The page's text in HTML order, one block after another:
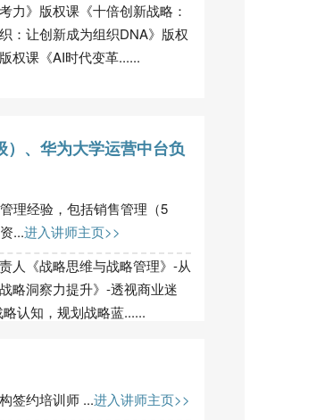
力》版权课《十倍创新战略：
：让创新成为组织DNA》版权
权课《AI时代变革......
、华为大学运营中台负
理经验，包括销售管理（5
...进入讲师主页>>
人《战略思维与战略管理》-从
略洞察力提升》-透视商业迷
认知，规划战略蓝......
签约培训师 ...进入讲师主页>>